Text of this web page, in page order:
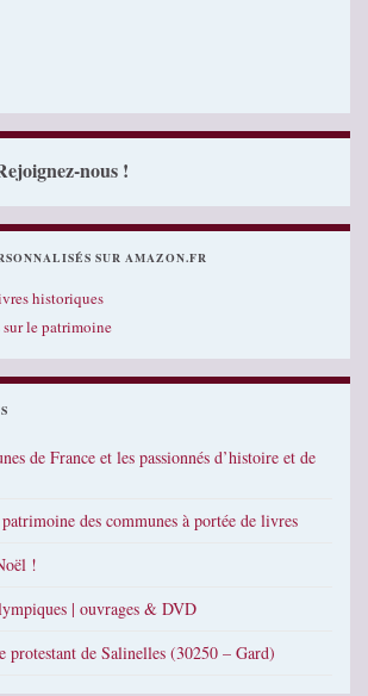
nous !
SUR AMAZON.FR
historiques
le patrimoine
de France et les passionnés d’histoire et de
des communes à portée de livres
!
| ouvrages & DVD
protestant de Salinelles (30250 – Gard)